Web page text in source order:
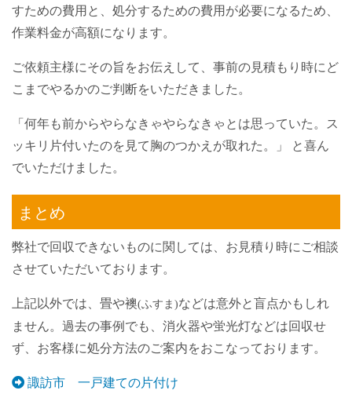
すための費用と、処分するための費用が必要になるため、
作業料金が高額になります。
ご依頼主様にその旨をお伝えして、事前の見積もり時にど
こまでやるかのご判断をいただきました。
「何年も前からやらなきゃやらなきゃとは思っていた。ス
ッキリ片付いたのを見て胸のつかえが取れた。」 と喜ん
でいただけました。
まとめ
弊社で回収できないものに関しては、お見積り時にご相談
させていただいております。
上記以外では、畳や襖(ふすま)などは意外と盲点かもしれ
ません。過去の事例でも、消火器や蛍光灯などは回収せ
ず、お客様に処分方法のご案内をおこなっております。
諏訪市 一戸建ての片付け